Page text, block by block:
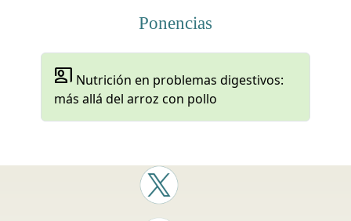
Ponencias
co_present Nutrición en problemas digestivos:
más allá del arroz con pollo